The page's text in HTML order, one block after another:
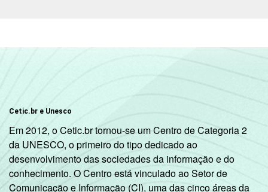
C 55 45
DE 32 67
Cetic.br e Unesco
Em 2012, o Cetic.br tornou-se um Centro de Categoria 2
da UNESCO, o primeiro do tipo dedicado ao
desenvolvimento das sociedades da informação e do
conhecimento. O Centro está vinculado ao Setor de
Comunicação e Informação (CI), uma das cinco áreas da